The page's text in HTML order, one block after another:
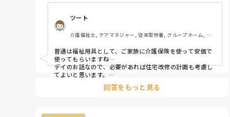
ツート
介護福祉士, ケアマネジャー, 従来型特養, グループホーム, デ
普通は福祉用具として、ご家族に介護保険を使って安価で
使ってもらいますね…
デイのお話なので、必要があれば住宅改修の計画も考慮し
てよいと思います。
形状によって、ケアマネが申告書を作成すれば、意外と
「そこも良いの？」も通りますよね…？
入所系や入居系事業所であれば、それは必要でも通りませ
回答をもっと見る